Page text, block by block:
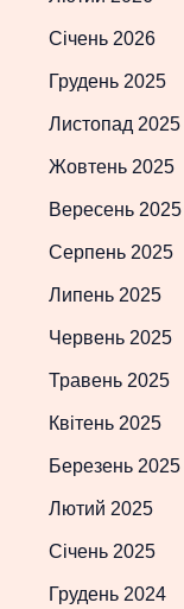
Січень 2026
Грудень 2025
Листопад 2025
Жовтень 2025
Вересень 2025
Серпень 2025
Липень 2025
Червень 2025
Травень 2025
Квітень 2025
Березень 2025
Лютий 2025
Січень 2025
Грудень 2024